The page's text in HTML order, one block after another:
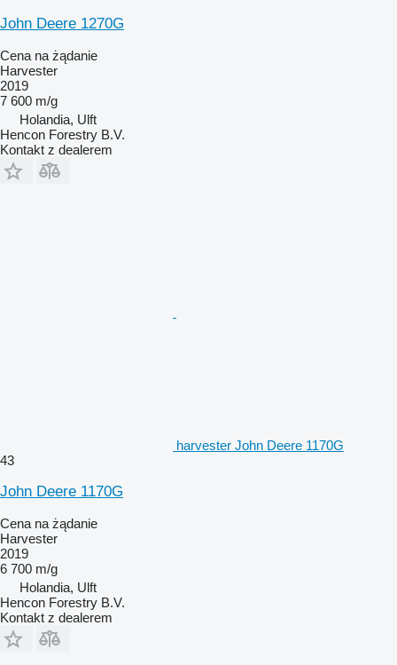
John Deere 1270G
Cena na żądanie
Harvester
2019
7 600 m/g
Holandia, Ulft
Hencon Forestry B.V.
Kontakt z dealerem
harvester John Deere 1170G
43
John Deere 1170G
Cena na żądanie
Harvester
2019
6 700 m/g
Holandia, Ulft
Hencon Forestry B.V.
Kontakt z dealerem